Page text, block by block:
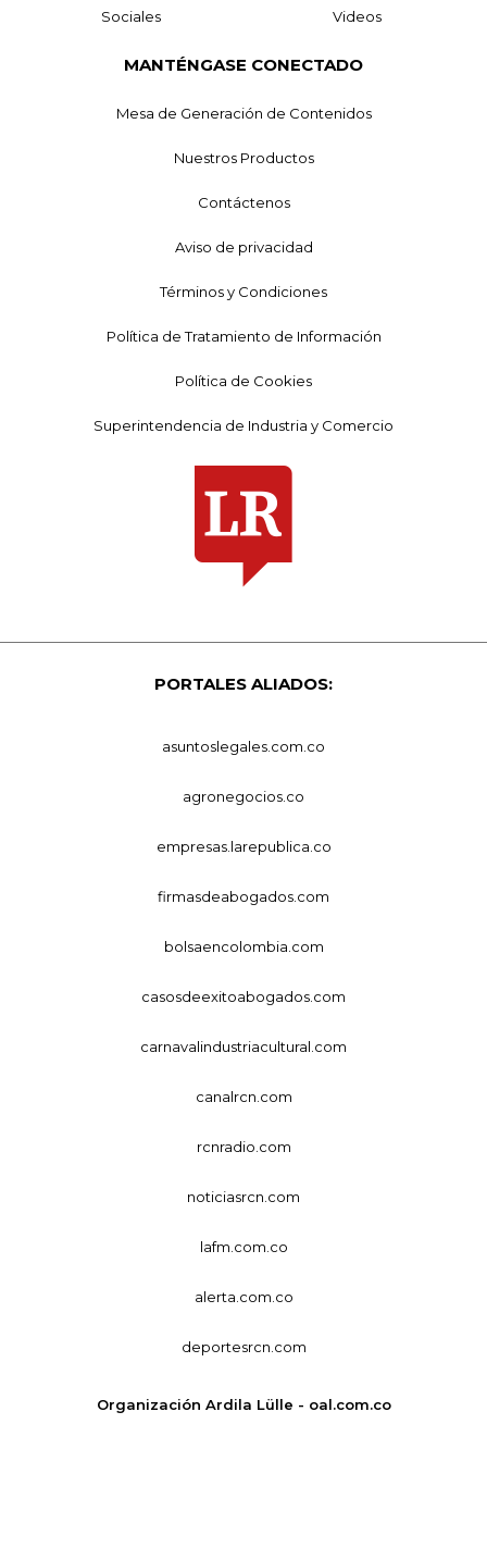
Sociales Videos
MANTÉNGASE CONECTADO
Mesa de Generación de Contenidos
Nuestros Productos
Contáctenos
Aviso de privacidad
Términos y Condiciones
Política de Tratamiento de Información
Política de Cookies
Superintendencia de Industria y Comercio
PORTALES ALIADOS:
asuntoslegales.com.co
agronegocios.co
empresas.larepublica.co
firmasdeabogados.com
bolsaencolombia.com
casosdeexitoabogados.com
carnavalindustriacultural.com
canalrcn.com
rcnradio.com
noticiasrcn.com
lafm.com.co
alerta.com.co
deportesrcn.com
Organización Ardila Lülle - oal.com.co